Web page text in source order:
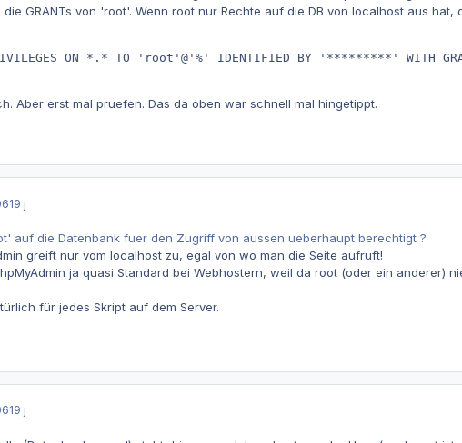
GRANTs von 'root'. Wenn root nur Rechte auf die DB von localhost aus
ON *.* TO 'root'@'%' IDENTIFIED BY '*********' WITH
Aber erst mal pruefen. Das da oben war schnell mal hingetippt.
19 j
auf die Datenbank fuer den Zugriff von aussen ueberhaupt berechtigt ?
greift nur vom localhost zu, egal von wo man die Seite aufruft!
ja quasi Standard bei Webhostern, weil da root (oder ein anderer)
für jedes Skript auf dem Server.
19 j